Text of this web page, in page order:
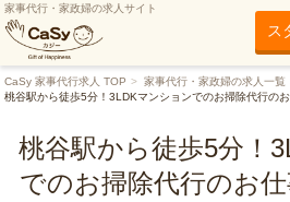
家事代行・家政婦の求人サイト
ス
CaSy 家事代行求人 TOP 家事代行・家政婦の求人一覧
桃谷駅から徒歩5分！3LDKマンションでのお掃除代行の
桃谷駅から徒歩5分！
でのお掃除代行のお